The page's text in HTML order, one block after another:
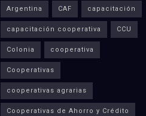
Argentina CAF capacitación
capacitación cooperativa CCU
Colonia cooperativa
Cooperativas
cooperativas agrarias
Cooperativas de Ahorro y Crédito